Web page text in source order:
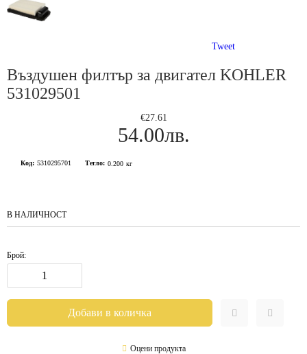
Tweet
Въздушен филтър за двигател KOHLER
531029501
€27.61
54.00лв.
Код: 5310295701 Тегло: 0.200 кг
В НАЛИЧНОСТ
Брой:
Оцени продукта